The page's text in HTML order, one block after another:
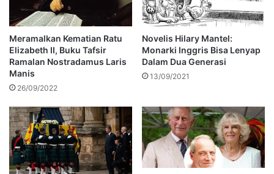
Meramalkan Kematian Ratu
Elizabeth II, Buku Tafsir
Ramalan Nostradamus Laris
Manis
26/09/2022
Novelis Hilary Mantel:
Monarki Inggris Bisa Lenyap
Dalam Dua Generasi
13/09/2021